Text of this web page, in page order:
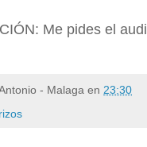
Me pides el
- Malaga en 23:30